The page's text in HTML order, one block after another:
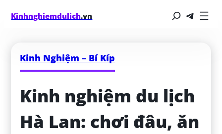
Kinhnghiemdulich.vn
Kinh Nghiệm – Bí Kíp
Kinh nghiệm du lịch
Hà Lan: chơi đâu, ăn